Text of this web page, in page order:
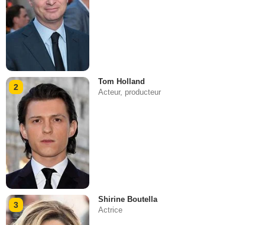
2
Tom Holland
Acteur, producteur
3
Shirine Boutella
Actrice